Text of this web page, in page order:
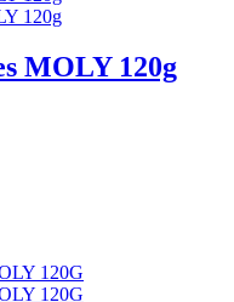
MOLY 120g